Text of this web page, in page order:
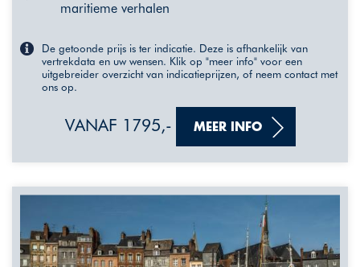
maritieme verhalen
De getoonde prijs is ter indicatie. Deze is afhankelijk van
vertrekdata en uw wensen. Klik op "meer info" voor een
uitgebreider overzicht van indicatieprijzen, of neem contact met
ons op.
VANAF 1795,- MEER INFO